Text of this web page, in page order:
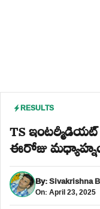
RESULTS
TS
ఈరోజు
By:Sivakrishna
On: April 23, 2025